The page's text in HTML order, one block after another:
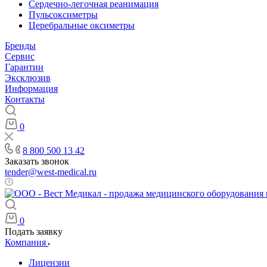
Сердечно-легочная реанимация
Пульсоксиметры
Церебральные оксиметры
Бренды
Сервис
Гарантии
Эксклюзив
Информация
Контакты
0
8 800 500 13 42
Заказать звонок
tender@west-medical.ru
0
Подать заявку
Компания
Лицензии